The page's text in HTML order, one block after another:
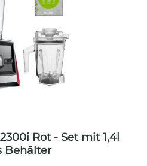
Rot - Set mit 1,4l
Behälter